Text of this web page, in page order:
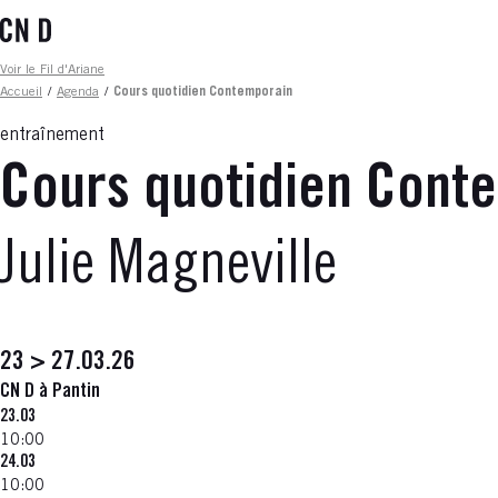
au
principal
Fil d'ariane
Voir le Fil d'Ariane
Accueil
/ Agenda / Cours quotidien Contemporain
entraînement
Cours quotidien
Julie Magneville
23 > 27.03.26
CN D à Pantin
23.03
10:00
24.03
10:00